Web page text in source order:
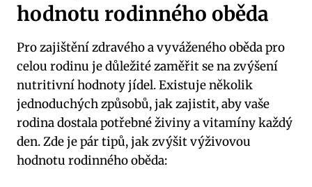
hodnotu ⁢rodinného ⁤oběda
Pro zajištění zdravého a vyváženého oběda pro
celou rodinu je ​důležité ‍zaměřit se na zvýšení
nutritivní hodnoty jídel.​ Existuje několik
jednoduchých​ způsobů, jak​ zajistit, ⁣aby ​vaše
rodina dostala ‍potřebné živiny a vitamíny každý
den. Zde je pár tipů, jak zvýšit ‌výživovou
hodnotu rodinného oběda: